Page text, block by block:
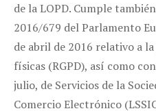
de la LOPD. Cumple
2016/679 del Parlamento
de abril de 2016 relativo a
físicas (RGPD), así como
julio, de Servicios de la
Comercio Electrónico